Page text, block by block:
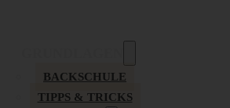
BACKSCHULE
TIPPS & TRICKS